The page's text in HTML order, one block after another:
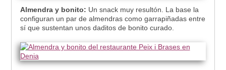
Almendra y bonito: Un snack muy resultón. La base la
configuran un par de almendras como garrapiñadas entre
sí que sustentan unos daditos de bonito curado.